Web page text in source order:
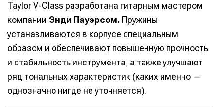
Taylor V-Class разработана гитарным мастером
компании Энди Пауэрсом. Пружины
устанавливаются в корпусе специальным
образом и обеспечивают повышенную прочность
и стабильность инструмента, а также улучшают
ряд тональных характеристик (каких именно —
однозначно нигде не уточняется).